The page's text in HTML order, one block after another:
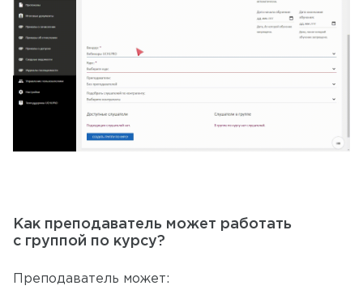
Как преподаватель может работать
с группой по курсу?
Преподаватель может: